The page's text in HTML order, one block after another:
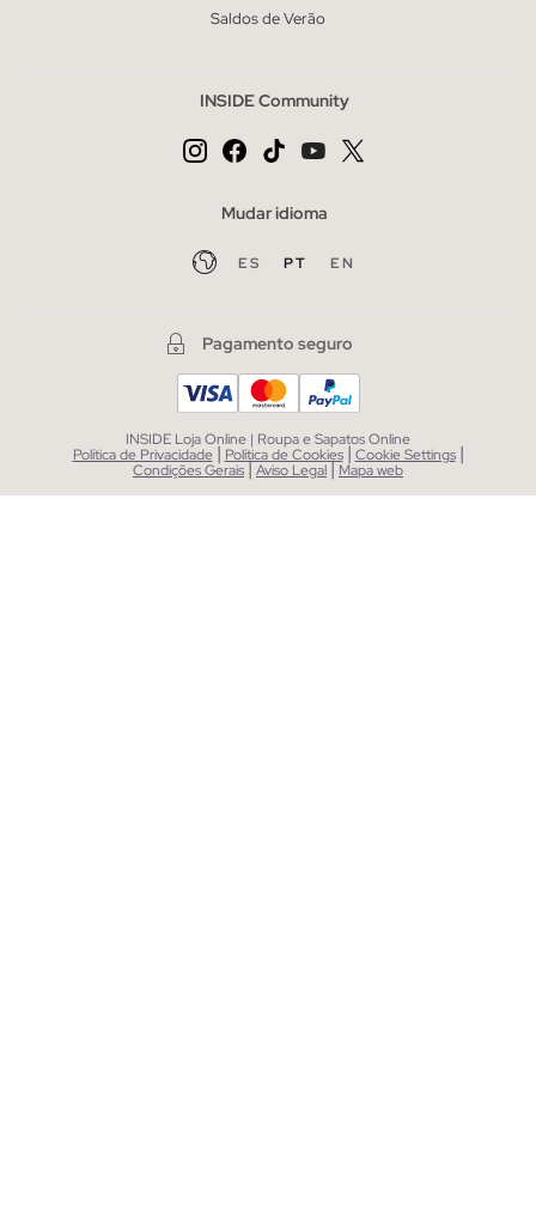
Saldos de Verão
INSIDE Community
Mudar idioma
ES PT EN
Pagamento seguro
INSIDE Loja Online | Roupa e Sapatos Online
Política de Privacidade | Política de Cookies | Cookie Settings |
Condições Gerais|Aviso Legal| Mapa web